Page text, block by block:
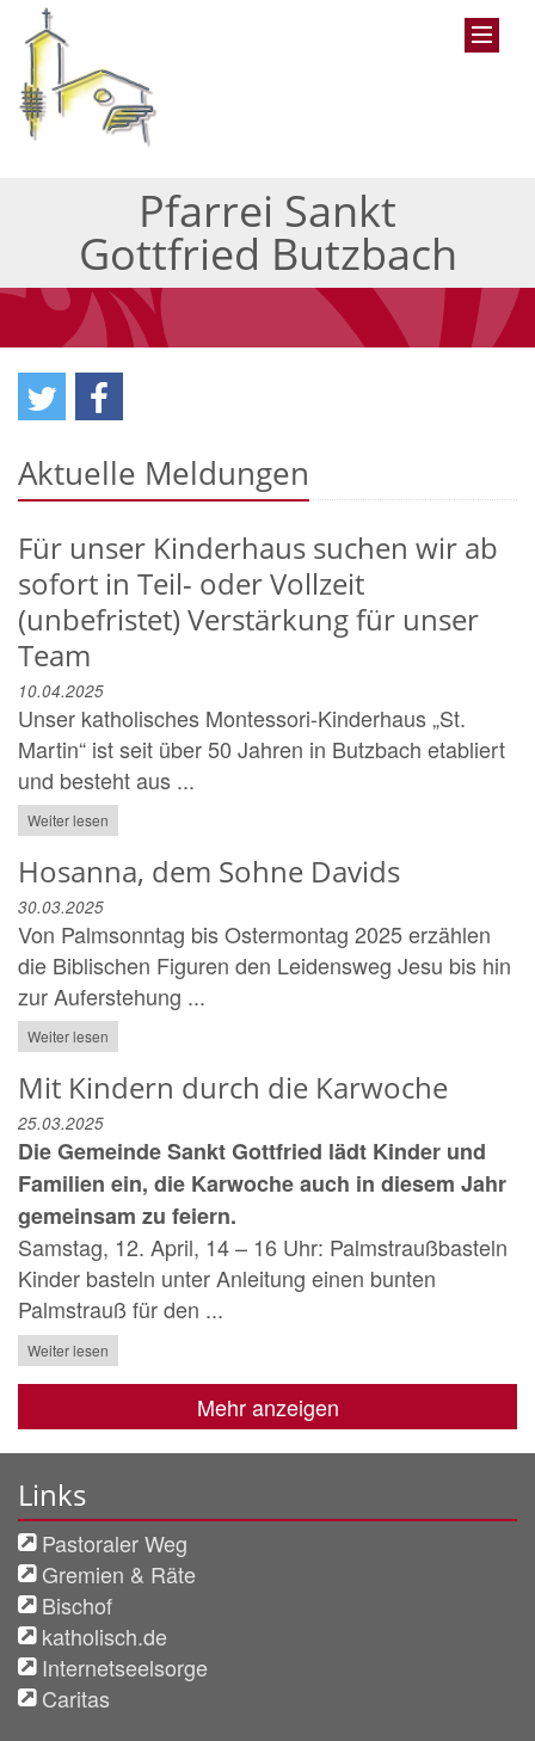
Pfarrei Sankt
Gottfried Butzbach
Aktuelle Meldungen
Für unser Kinderhaus suchen wir ab
sofort in Teil- oder Vollzeit
(unbefristet) Verstärkung für unser
Team
10.04.2025
Unser katholisches Montessori-Kinderhaus „St.
Martin“ ist seit über 50 Jahren in Butzbach etabliert
und besteht aus ...
Weiter lesen
Hosanna, dem Sohne Davids
30.03.2025
Von Palmsonntag bis Ostermontag 2025 erzählen
die Biblischen Figuren den Leidensweg Jesu bis hin
zur Auferstehung ...
Weiter lesen
Mit Kindern durch die Karwoche
25.03.2025
Die Gemeinde Sankt Gottfried lädt Kinder und
Familien ein, die Karwoche auch in diesem Jahr
gemeinsam zu feiern.
Samstag, 12. April, 14 – 16 Uhr: Palmstraußbasteln
Kinder basteln unter Anleitung einen bunten
Palmstrauß für den ...
Weiter lesen
Mehr anzeigen
Links
Pastoraler Weg
Gremien & Räte
Bischof
katholisch.de
Internetseelsorge
Caritas